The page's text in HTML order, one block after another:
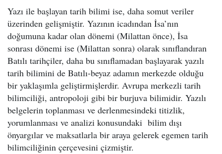
Yazı ile başlayan tarih bilimi ise, daha somut veriler
üzerinden gelişmiştir. Yazının icadından İsa’nın
doğumuna kadar olan dönemi (Milattan önce), İsa
sonrası dönemi ise (Milattan sonra) olarak sınıflandıran
Batılı tarihçiler, daha bu sınıflamadan başlayarak yazılı
tarih bilimini de Batılı-beyaz adamın merkezde olduğu
bir yaklaşımla geliştirmişlerdir. Avrupa merkezli tarih
bilimciliği, antropoloji gibi bir burjuva bilimidir. Yazılı
belgelerin toplanması ve derlenmesindeki titizlik,
yorumlanması ve analizi konusundaki bilim dışı
önyargılar ve maksatlarla bir araya gelerek egemen tarih
bilimciliğinin çerçevesini çizmiştir.